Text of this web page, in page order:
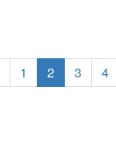
1 2 3 4